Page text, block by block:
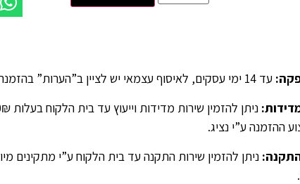
: עד 14 ימי עסקים, לאיסוף עצמאי יש לציין ב”הערות” בהזמנה.
:
ההזמנה ע”י נציג.
: ניתן להזמין שירות התקנה עד בית הלקוח ע”י מתקינים